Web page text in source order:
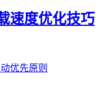
速度优化技巧